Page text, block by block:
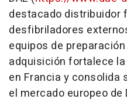
destacado distribuidor
desfibriladores
equipos de
adquisición fortalece
en Francia y consolida
el mercado europeo de